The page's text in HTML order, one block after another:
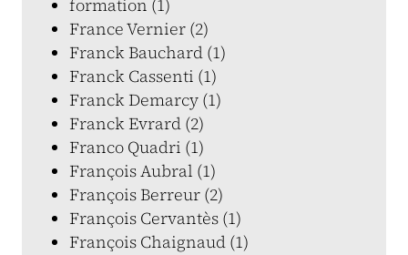
formation (1)
France Vernier (2)
Franck Bauchard (1)
Franck Cassenti (1)
Franck Demarcy (1)
Franck Evrard (2)
Franco Quadri (1)
François Aubral (1)
François Berreur (2)
François Cervantès (1)
François Chaignaud (1)